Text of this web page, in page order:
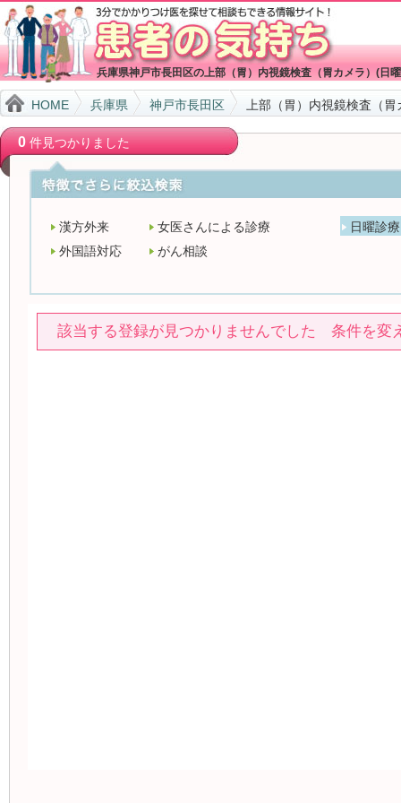
兵庫県神戸市長田区の上部（胃）内視鏡検査（胃カメラ）(日
HOME 兵庫県 神戸市長田区 上部（胃）内視鏡検査（
0件見つかりました
漢方外来 女医さんによる診療
日曜診療
外国語対応
がん相談
該当する登録が見つかりませんでした 条件を